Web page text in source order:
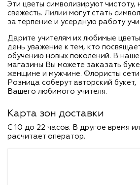
Эти цветы символизируют чистоту,
свежесть. Лилии могут стать
за терпение и усердную работу
Дарите учителям их любимые
день уважение к тем, кто
обучению новых поколений. В
магазины Вы можете заказать
женщине и мужчине. Флористы
Розница соберут авторский
Вашего любимого учителя.
Карта зон доставки
C 10 до 22 часов. В другое время
расчитает оператор.